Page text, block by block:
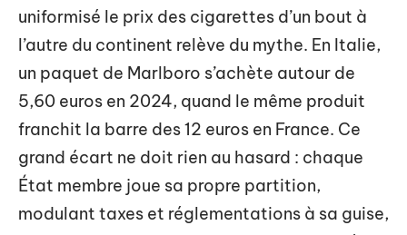
uniformisé le prix des cigarettes d’un bout à
l’autre du continent relève du mythe. En Italie,
un paquet de Marlboro s’achète autour de
5,60 euros en 2024, quand le même produit
franchit la barre des 12 euros en France. Ce
grand écart ne doit rien au hasard : chaque
État membre joue sa propre partition,
modulant taxes et réglementations à sa guise,